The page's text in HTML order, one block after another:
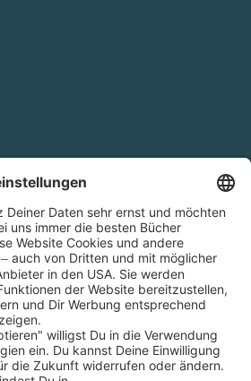
ab 9,00 € Bestellwert innerhalb